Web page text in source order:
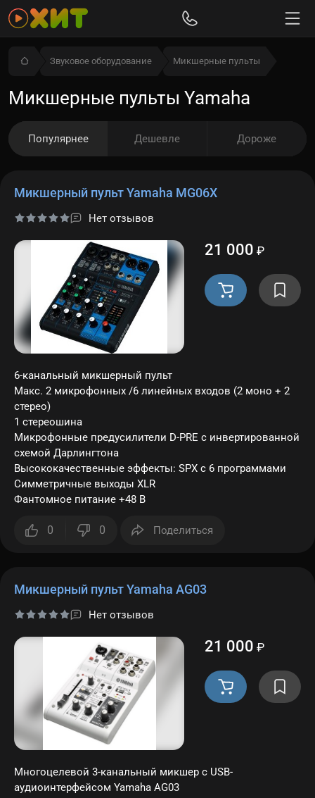
Звуковое оборудование Микшерные пульты
Микшерные пульты Yamaha
Популярнее Дешевле Дороже
Микшерный пульт Yamaha MG06X
Нет отзывов
21 000 ₽
6-канальный микшерный пульт
Макс. 2 микрофонных /6 линейных входов (2 моно + 2
стерео)
1 стереошина
Микрофонные предусилители D-PRE с инвертированной
схемой Дарлингтона
Высококачественные эффекты: SPX с 6 программами
Симметричные выходы XLR
Фантомное питание +48 В
0 0 Поделиться
Микшерный пульт Yamaha AG03
Нет отзывов
21 000 ₽
Многоцелевой 3-канальный микшер с USB-
аудиоинтерфейсом Yamaha AG03